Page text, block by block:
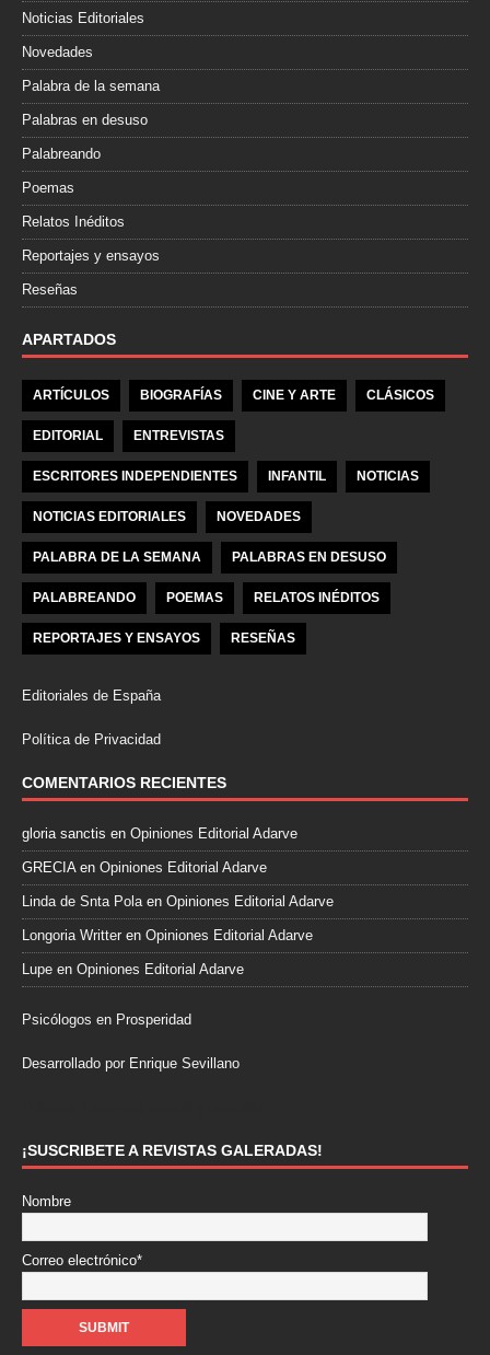
Noticias Editoriales
Novedades
Palabra de la semana
Palabras en desuso
Palabreando
Poemas
Relatos Inéditos
Reportajes y ensayos
Reseñas
APARTADOS
ARTÍCULOS BIOGRAFÍAS CINE Y ARTE CLÁSICOS
EDITORIAL ENTREVISTAS
ESCRITORES INDEPENDIENTES INFANTIL NOTICIAS
NOTICIAS EDITORIALES NOVEDADES
PALABRA DE LA SEMANA PALABRAS EN DESUSO
PALABREANDO POEMAS RELATOS INÉDITOS
REPORTAJES Y ENSAYOS RESEÑAS
Editoriales de España
Política de Privacidad
COMENTARIOS RECIENTES
gloria sanctis en Opiniones Editorial Adarve
GRECIAen Opiniones Editorial Adarve
Linda de Snta Polaen Opiniones Editorial Adarve
Longoria Writter en Opiniones Editorial Adarve
Lupe en Opiniones Editorial Adarve
Psicólogos en Prosperidad
Desarrollado por Enrique Sevillano
¡SUSCRIBETE A REVISTAS GALERADAS!
Nombre
Correo electrónico*